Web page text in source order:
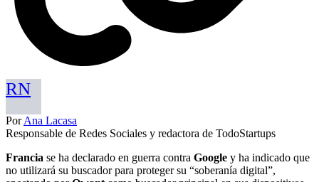
RN
PorAna Lacasa
Responsable de Redes Sociales y redactora de TodoStartups
Francia se ha declarado en guerra contra Google y ha indicado que
no utilizará su buscador para proteger su “soberanía digital”,